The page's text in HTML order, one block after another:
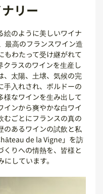
リー
絵のように美しいワイナ
最高のフランスワイン造
もわたって受け継がれて
クラスのワインを生産し
、太陽、土壌、気候の完
手入れされ、ボルドーの
様なワインを生み出して
インから爽やかな白ワイ
むごとにフランスの真の
のあるワインの試飲と私
de la Vigne」を訪
くりへの情熱を、皆様と
しています。